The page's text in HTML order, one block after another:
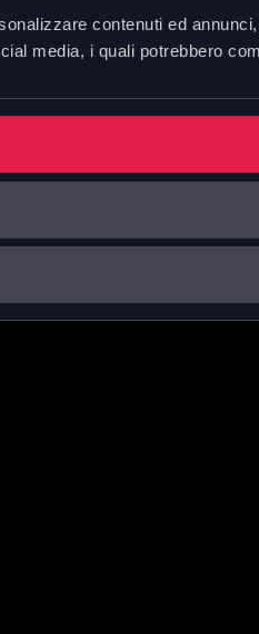
contenuti ed
media, i quali potrebbero